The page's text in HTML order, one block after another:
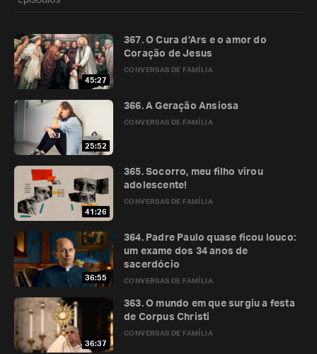
45:27
CONVERSAS DE FAMÍLIA
367. O Cura d’Ars e o amor do
Coração de Jesus
25:52
CONVERSAS DE FAMÍLIA
366. A Geração Ansiosa
41:26
CONVERSAS DE FAMÍLIA
365. Socorro, meu filho virou
adolescente!
36:55 CONVERSAS DE FAMÍLIA
364. Padre Paulo quase ficou louco:
um exame dos 34 anos de
sacerdócio
36:37
CONVERSAS DE FAMÍLIA
363. O mundo em que surgiu a festa
de Corpus Christi